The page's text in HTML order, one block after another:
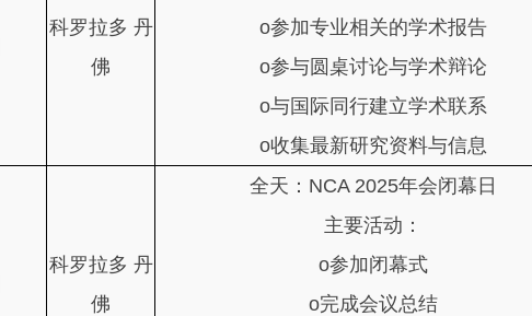
科罗拉多 丹
佛
o参加专业相关的学术报告
o参与圆桌讨论与学术辩论
o与国际同行建立学术联系
o收集最新研究资料与信息
科罗拉多 丹
佛
全天：NCA 2025年会闭幕日
主要活动：
o参加闭幕式
o完成会议总结